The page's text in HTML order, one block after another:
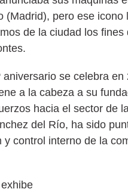
pero ese icono
de la ciudad los
se celebra
a la cabeza a su
hacia el sector de
del Río, ha sido
control interno de la